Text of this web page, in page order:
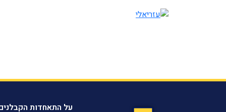
על התאחדות